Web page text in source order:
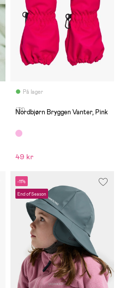
På lager
(31)
Nordbjørn Bryggen Vanter, Pink
49 kr
-11%
End of Season